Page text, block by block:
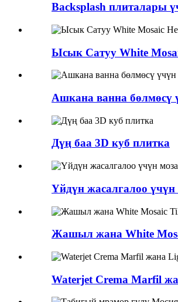
Backsplash плиталары
Ысык Сатуу White
Ашкана ванна бөлмөсү
Дүң баа 3D куб плитка
Үйдүн жасалгалоо
Жашыл жана White
Waterjet Crema Marfil